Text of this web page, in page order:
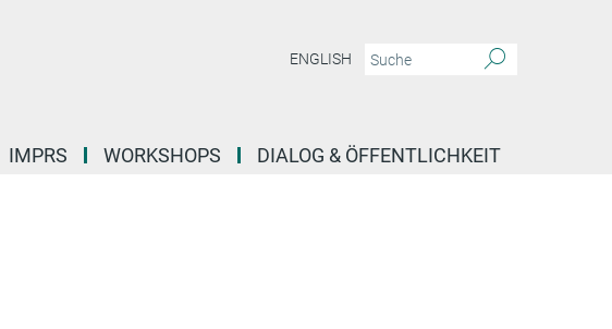
ENGLISH
IMPRS WORKSHOPS DIALOG & ÖFFENTLICHKEIT